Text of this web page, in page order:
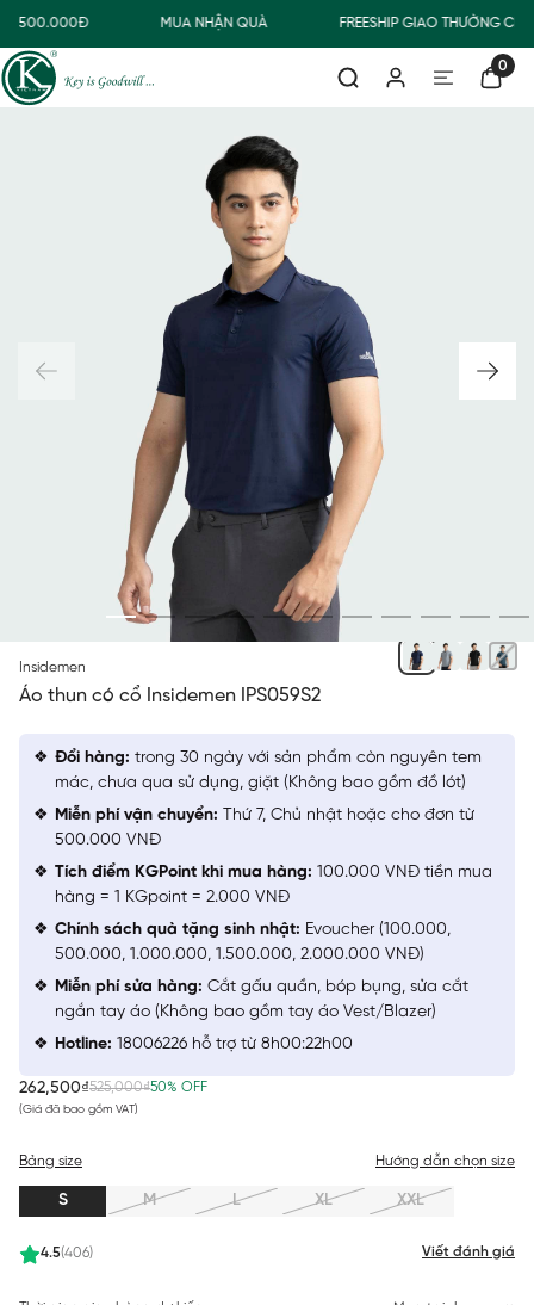
500.000Đ MUA NHẬN QUÀ FREESHIP GIAO THƯỜNG
0
Insidemen
Áo thun có cổ Insidemen IPS059S2
262,500₫525,000₫50% OFF
(Giá đã bao gồm VAT)
4.5(406) Viết đánh giá
Bảng size Hướng dẫn chọn size
S M L XL XXL
Đổi hàng: trong 30 ngày với sản phẩm còn nguyên tem
mác, chưa qua sử dụng, giặt (Không bao gồm đồ lót)
Miễn phí vận chuyển: Thứ 7, Chủ nhật hoặc cho đơn từ
500.000 VNĐ
Tích điểm KGPoint khi mua hàng: 100.000 VNĐ tiền mua
hàng = 1 KGpoint = 2.000 VNĐ
Chính sách quà tặng sinh nhật: Evoucher (100.000,
500.000, 1.000.000, 1.500.000, 2.000.000 VNĐ)
Miễn phí sửa hàng: Cắt gấu quần, bóp bụng, sửa cắt
ngắn tay áo (Không bao gồm tay áo Vest/Blazer)
Hotline: 18006226 hỗ trợ từ 8h00:22h00